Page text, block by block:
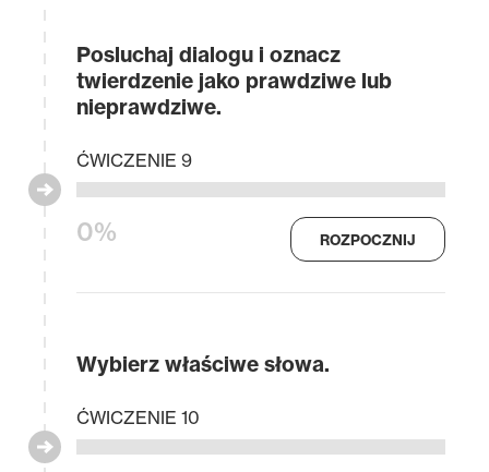
Posluchaj dialogu i oznacz
twierdzenie jako prawdziwe lub
nieprawdziwe.
0%
ĆWICZENIE 9
ROZPOCZNIJ
Wybierz właściwe słowa.
ĆWICZENIE 10